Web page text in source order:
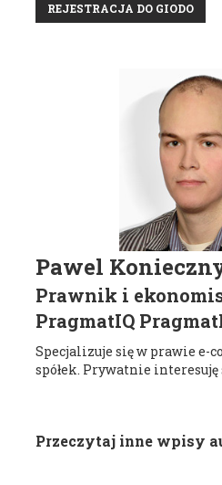
REJESTRACJA DO GIODO
Pawel
Prawnik i
PragmatIQ
Specjalizuje się w prawie e-
spółek. Prywatnie
Przeczytaj inne wpisy